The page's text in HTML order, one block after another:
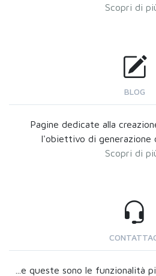
Scopri di
BLOG
Pagine dedicate alla
l'obiettivo di generazione
Scopri di
...e queste sono le funzionalità